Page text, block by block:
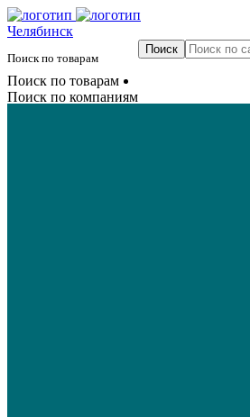
Челябинск
Поиск по товарам
Поиск по товарам
Поиск по компаниям